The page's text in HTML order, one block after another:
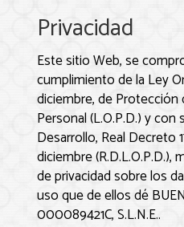
Privacidad
Este sitio Web, se
cumplimiento de la Ley
diciembre, de
Personal (L.O.P.D.) y
Desarrollo, Real Decreto
diciembre
de privacidad sobre los
uso que de ellos dé
000089421C, S.L.N.E..